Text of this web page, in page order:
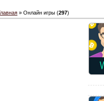
» Онлайн игры (297)